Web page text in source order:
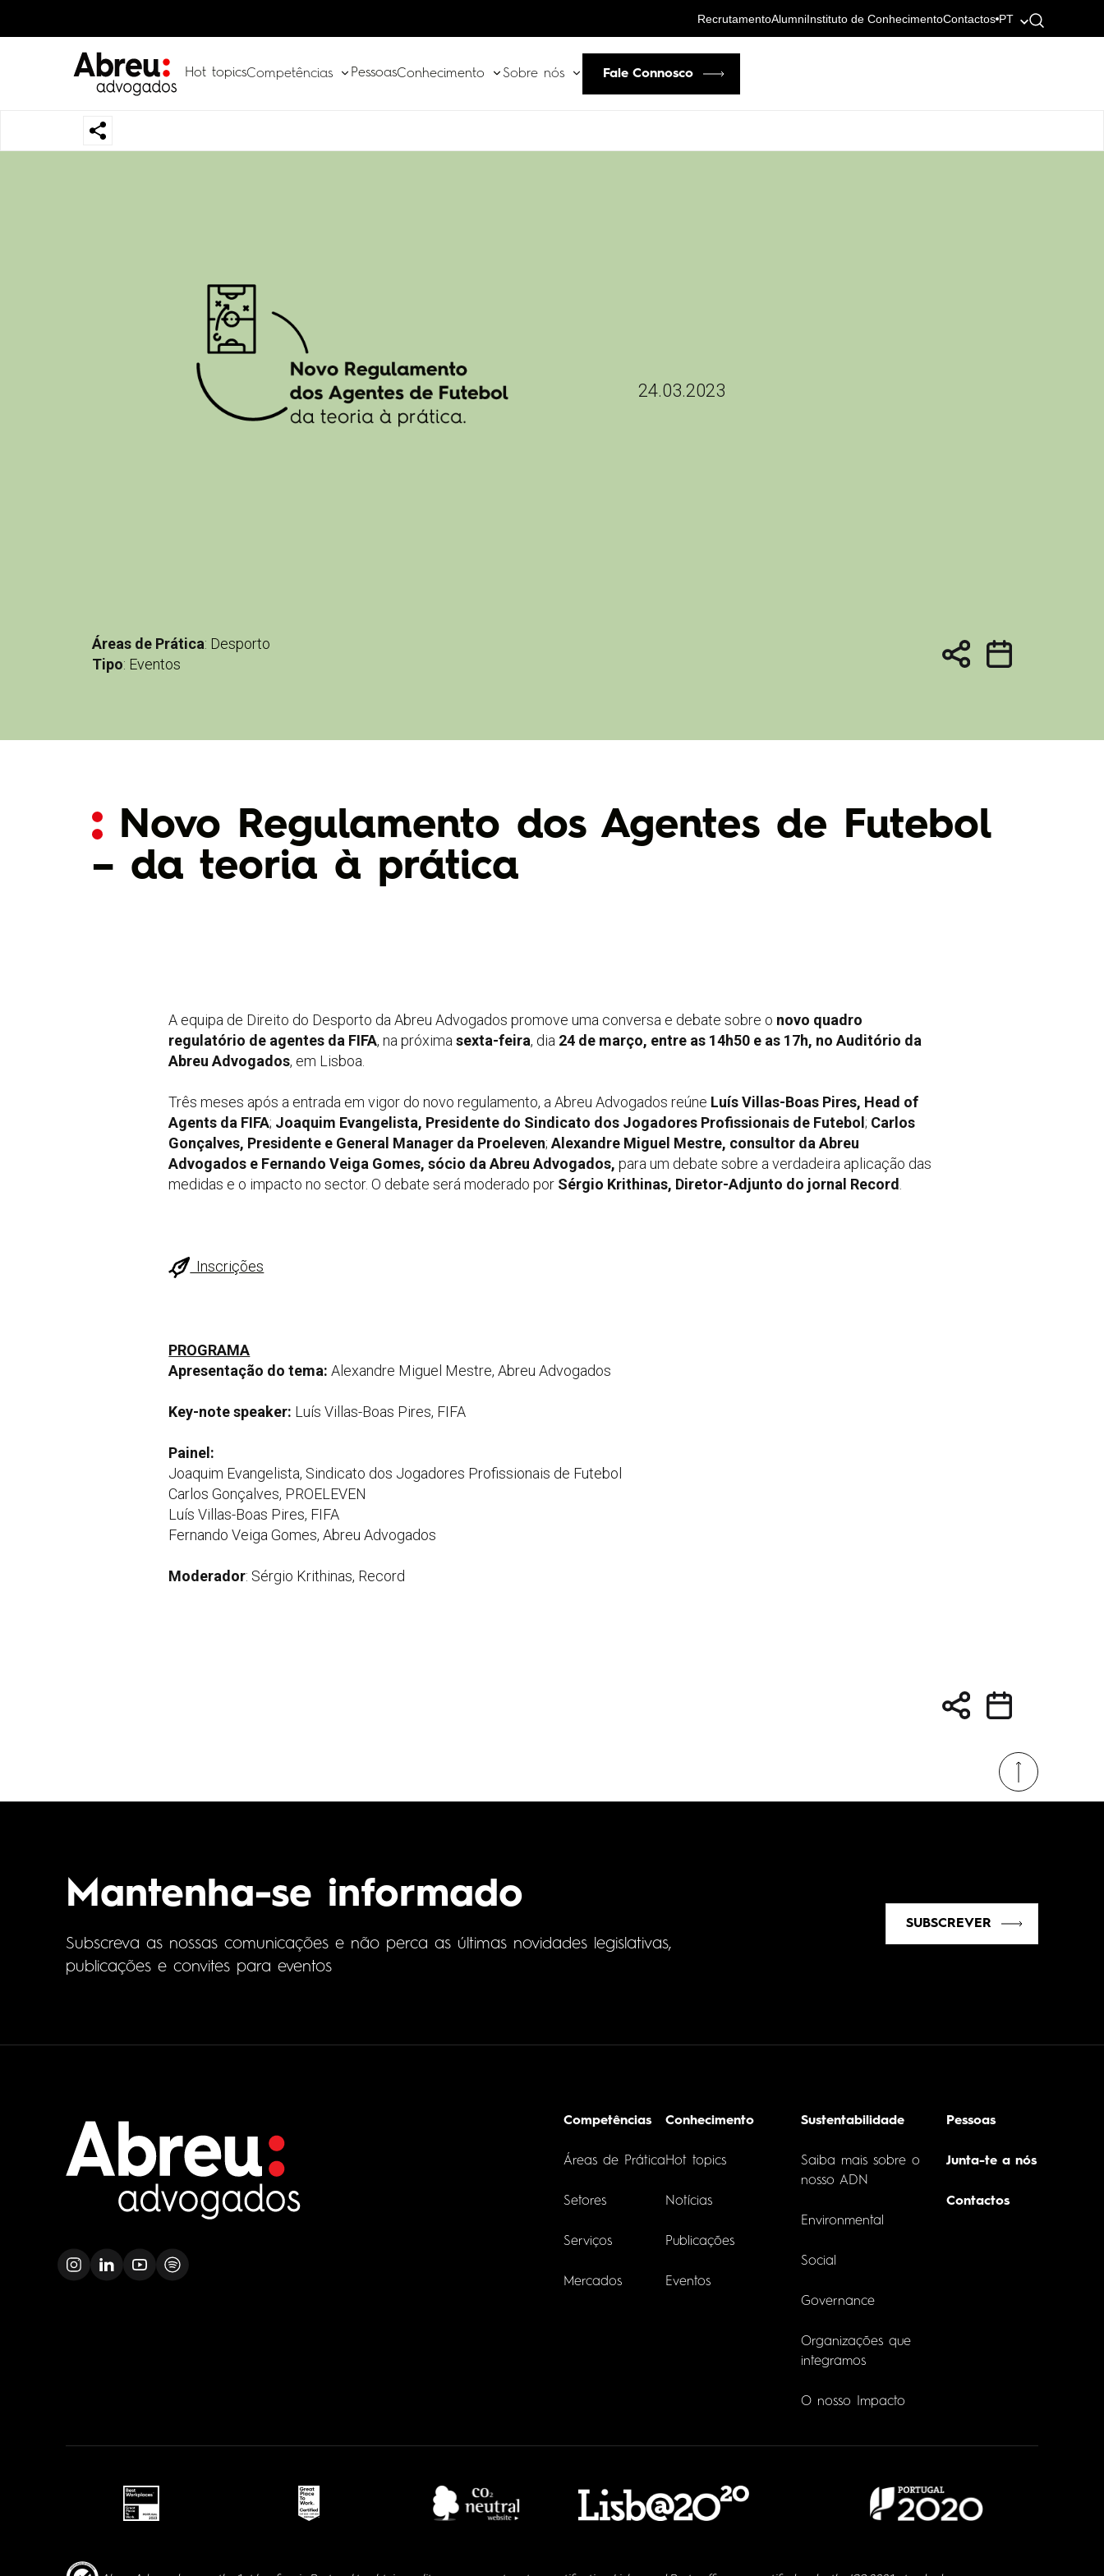
RecrutamentoAlumniInstituto de ConhecimentoContactos PT
Hot topicsCompetências PessoasConhecimento Sobre nós Fale Connosco
24.03.2023
Áreas de Prática: Desporto
Tipo: Eventos
Novo Regulamento dos Agentes de Futebol
– da teoria à prática
A equipa de Direito do Desporto da Abreu Advogados promove uma conversa e debate sobre o novo quadro
regulatório de agentes da FIFA, na próximasexta-feira, dia 24 de março, entre as 14h50 e as 17h, no Auditório da
Abreu Advogados, em Lisboa.
Três meses após a entrada em vigor do novo regulamento, a Abreu Advogados reúne Luís Villas-Boas Pires, Head of
Agents da FIFA; Joaquim Evangelista, Presidente do Sindicato dos Jogadores Profissionais de Futebol; Carlos
Gonçalves, Presidente e General Manager da Proeleven; Alexandre Miguel Mestre, consultor da Abreu
Advogados e Fernando Veiga Gomes, sócio da Abreu Advogados, para um debate sobre a verdadeira aplicação das
medidas e o impacto no sector. O debate será moderado por Sérgio Krithinas, Diretor-Adjunto do jornal Record
Inscrições
PROGRAMA
Apresentação do tema:Alexandre Miguel Mestre, Abreu Advogados
Key-note speaker: Luís Villas-Boas Pires, FIFA
Painel:
Joaquim Evangelista, Sindicato dos Jogadores Profissionais de Futebol
Carlos Gonçalves, PROELEVEN
Luís Villas-Boas Pires, FIFA
Fernando Veiga Gomes, Abreu Advogados
Moderador: Sérgio Krithinas, Record
Mantenha-se informado
Subscreva as nossas comunicações e não perca as últimas novidades legislativas,
publicações e convites para eventos
SUBSCREVER
Competências
Áreas de Prática
Setores
Serviços
Mercados
Conhecimento
Hot topics
Notícias
Publicações
Eventos
Sustentabilidade
Saiba mais sobre o
nosso ADN
Environmental
Social
Governance
Organizações que
integramos
O nosso Impacto
Pessoas
Junta-te a nós
Contactos